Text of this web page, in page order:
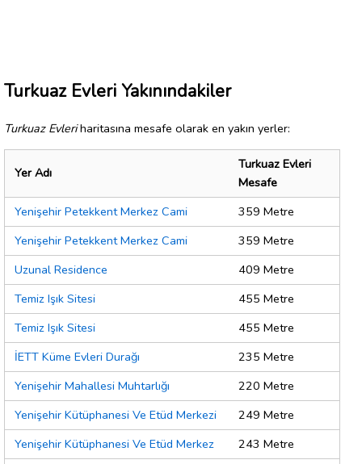
Turkuaz Evleri Yakınındakiler
Turkuaz Evleriharitasına mesafe olarak en yakın yerler:
Yer Adı
Turkuaz Evleri
Mesafe
Yenişehir Petekkent Merkez Cami
359 Metre
Yenişehir Petekkent Merkez Cami
359 Metre
Uzunal Residence
409 Metre
Temiz Işık Sitesi
455 Metre
Temiz Işık Sitesi
455 Metre
İETT Küme Evleri Durağı
235 Metre
Yenişehir Mahallesi Muhtarlığı
220 Metre
Yenişehir Kütüphanesi Ve Etüd Merkezi
249 Metre
Yenişehir Kütüphanesi Ve Etüd Merkez
243 Metre